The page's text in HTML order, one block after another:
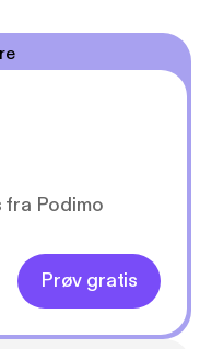
fra Podimo
Prøv gratis